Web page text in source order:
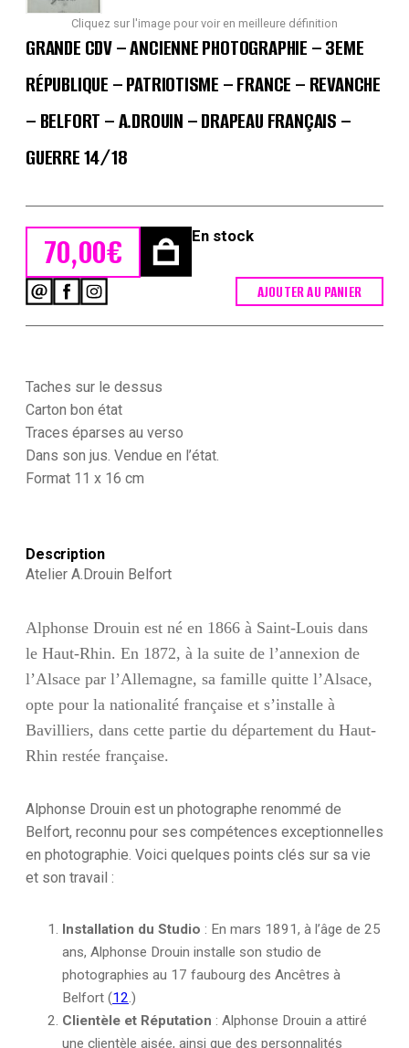
Cliquez sur l'image pour voir en meilleure définition
GRANDE CDV – ANCIENNE PHOTOGRAPHIE – 3EME
RÉPUBLIQUE – PATRIOTISME – FRANCE – REVANCHE
– BELFORT – A.DROUIN – DRAPEAU FRANÇAIS –
GUERRE 14/18
70,00€ En stock
Ancienne
Photographie
-
3eme
République
-
-
A.Drouin
Drapeau
Français
-
Guerre
14/18
AJOUTER AU PANIER
Taches sur le dessus
Carton bon état
Traces éparses au verso
Dans son jus. Vendue en l’état.
Format 11 x 16 cm
Description
Atelier A.Drouin Belfort
Alphonse Drouin est né en 1866 à Saint-Louis dans
le Haut-Rhin. En 1872, à la suite de l’annexion de
l’Alsace par l’Allemagne, sa famille quitte l’Alsace,
opte pour la nationalité française et s’installe à
Bavilliers, dans cette partie du département du Haut-
Rhin restée française.
Alphonse Drouin est un photographe renommé de
Belfort, reconnu pour ses compétences exceptionnelles
en photographie. Voici quelques points clés sur sa vie
et son travail :
Installation du Studio : En mars 1891, à l’âge de 25
ans, Alphonse Drouin installe son studio de
photographies au 17 faubourg des Ancêtres à
Belfort (12 .)
Clientèle et Réputation : Alphonse Drouin a attiré
une clientèle aisée, ainsi que des personnalités